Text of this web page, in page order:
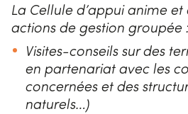
La Cellule d’appui anime
actions de gestion groupée :
Visites-conseils sur des
en partenariat avec les
concernées et des
naturels…)